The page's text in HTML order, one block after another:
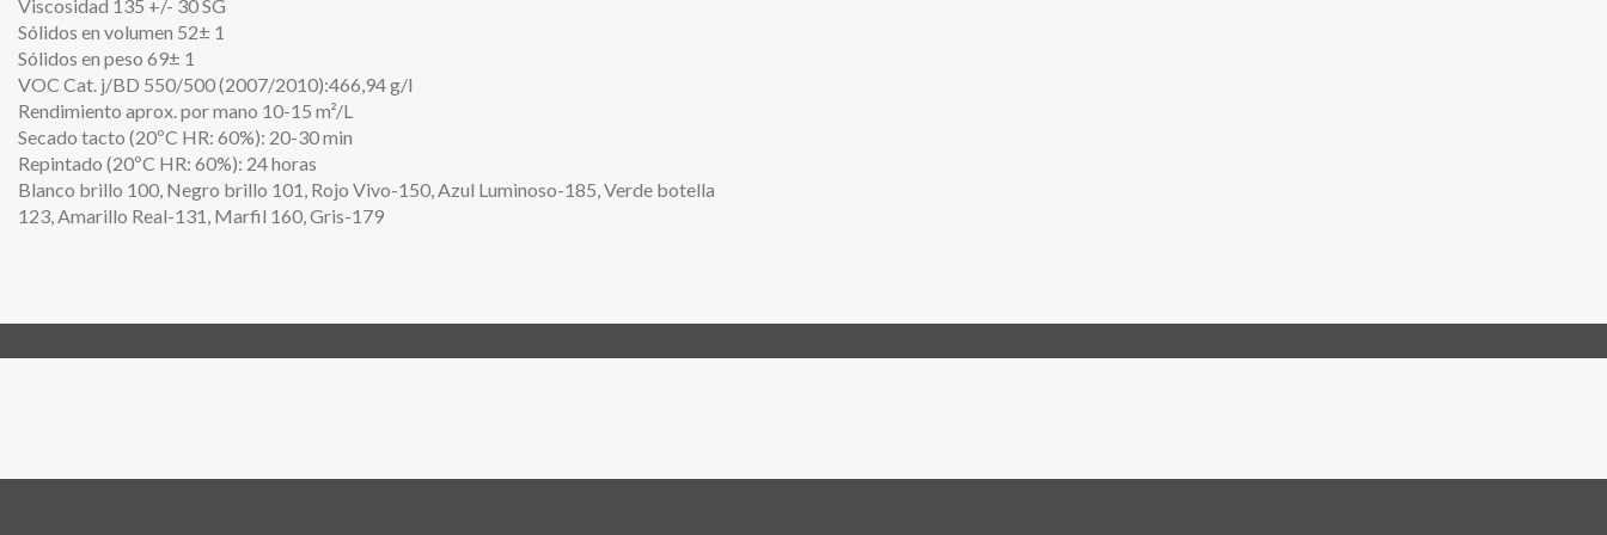
Viscosidad 135 +/- 30 SG
Sólidos en volumen 52± 1
Sólidos en peso 69± 1
VOC Cat. j/BD 550/500 (2007/2010):466,94 g/l
Rendimiento aprox. por mano 10-15 m²/L
Secado tacto (20ºC HR: 60%): 20-30 min
Repintado (20ºC HR: 60%): 24 horas
Blanco brillo 100, Negro brillo 101, Rojo Vivo-150, Azul Luminoso-185, Verde botella
123, Amarillo Real-131, Marfil 160, Gris-179